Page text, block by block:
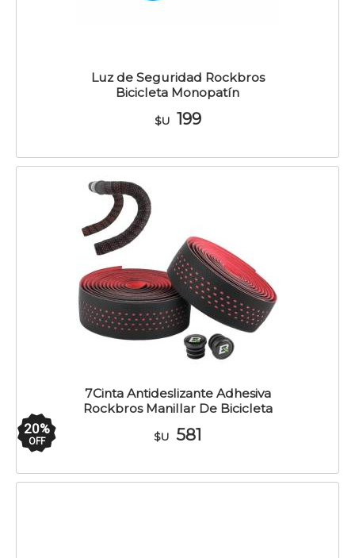
Luz de Seguridad Rockbros
Bicicleta Monopatín
$U 199
7Cinta Antideslizante Adhesiva
Rockbros Manillar De Bicicleta
20%
OFF $U 581